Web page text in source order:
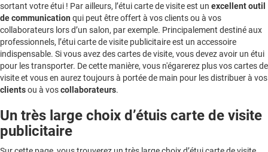
sortant votre étui ! Par ailleurs, l’étui carte de visite est un excellent outil
de communication qui peut être offert à vos clients ou à vos
collaborateurs lors d’un salon, par exemple. Principalement destiné aux
professionnels, l’étui carte de visite publicitaire est un accessoire
indispensable. Si vous avez des cartes de visite, vous devez avoir un étui
pour les transporter. De cette manière, vous n'égarerez plus vos cartes de
visite et vous en aurez toujours à portée de main pour les distribuer à vos
clientsou à voscollaborateurs.
Un très large choix d’étuis carte de visite
publicitaire